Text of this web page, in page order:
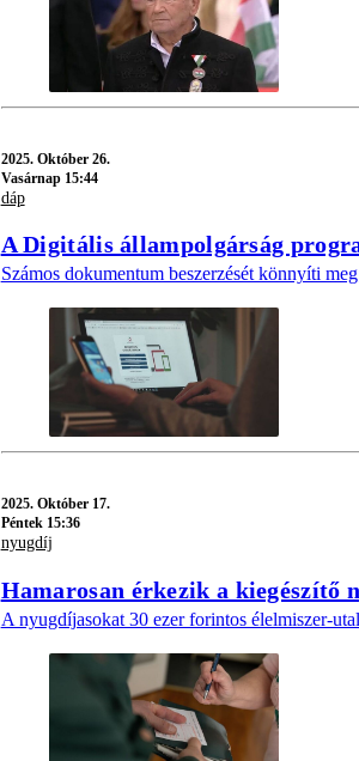
2025. Október 26.
Vasárnap 15:44
dáp
A Digitális állampolgárság
Számos dokumentum beszerzését könnyíti
2025. Október 17.
Péntek 15:36
nyugdíj
Hamarosan érkezik a kiegészítő
A nyugdíjasokat 30 ezer forintos élelmiszer-